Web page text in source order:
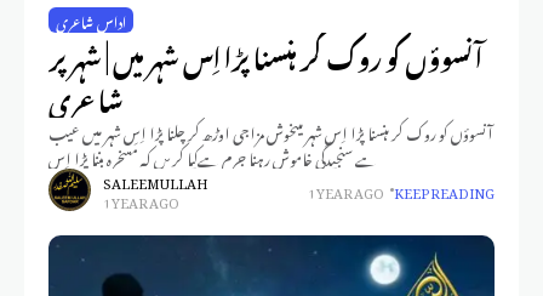
اداس شاعری
آنسوؤں کو روک کر ہنسنا پڑا اِس شہر میں | شہر پر
شاعری
آنسوؤں کو روک کر ہنسنا پڑا اِس شہر میںخوش مزاجی اوڑھ کر چلنا پڑا اِس شہر میں عیب
ہے سنجیدگی خاموش رہنا جرم ہےکیا کریں کہ مَسخرہ بننا پڑا اِس
SALEEM ULLAH
1 YEAR AGO 1 YEAR AGO KEEP READING